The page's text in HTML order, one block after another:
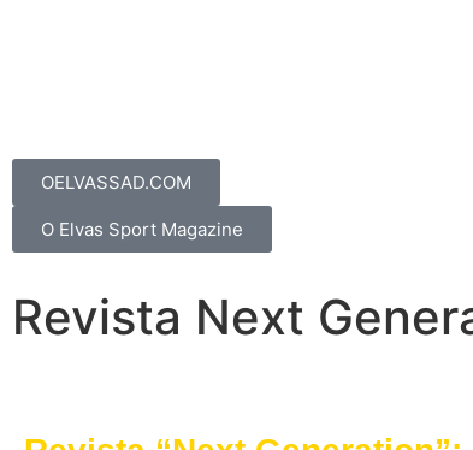
OELVASSAD.COM
O Elvas Sport Magazine
Revista Next